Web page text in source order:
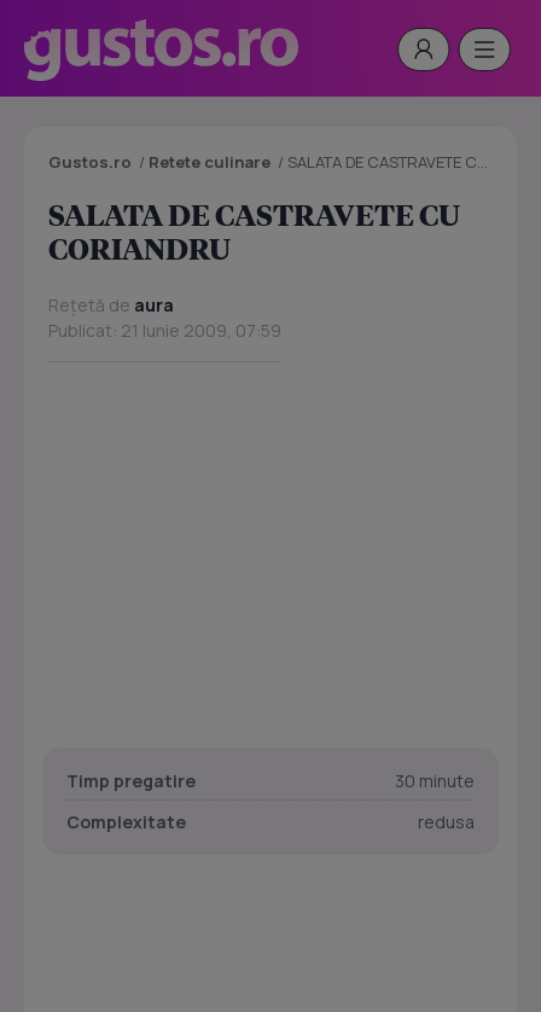
Gustos.ro / Retete culinare / SALATA DE CASTRAVETE CU CORIANDRU
SALATA DE CASTRAVETE CU
CORIANDRU
Rețetă de aura
Publicat: 21 Iunie 2009, 07:59
Timp pregatire
30 minute
Complexitate
redusa